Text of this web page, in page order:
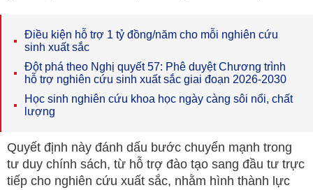
Điều kiện hỗ trợ 1 tỷ đồng/năm cho mỗi nghiên cứu
sinh xuất sắc
Đột phá theo Nghị quyết 57: Phê duyệt Chương trình
hỗ trợ nghiên cứu sinh xuất sắc giai đoạn 2026-2030
Học sinh nghiên cứu khoa học ngày càng sôi nổi, chất
lượng
Quyết định này đánh dấu bước chuyển mạnh trong
tư duy chính sách, từ hỗ trợ đào tạo sang đầu tư trực
tiếp cho nghiên cứu xuất sắc, nhằm hình thành lực